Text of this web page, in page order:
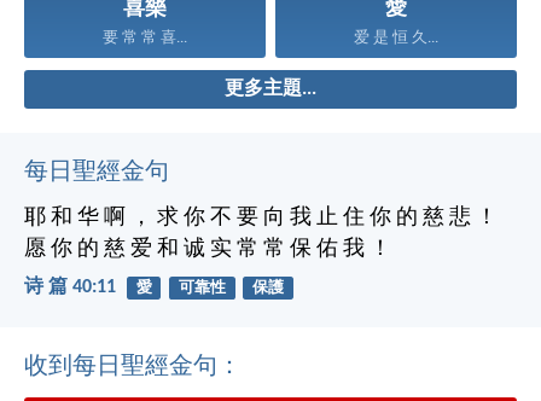
喜樂
要 常 常 喜...
愛
爱 是 恒 久...
更多主題...
每日聖經金句
耶 和 华 啊 ， 求 你 不 要 向 我 止 住 你 的 慈 悲 ！
愿 你 的 慈 爱 和 诚 实 常 常 保 佑 我 ！
诗 篇 40:11 愛 可靠性 保護
收到每日聖經金句：